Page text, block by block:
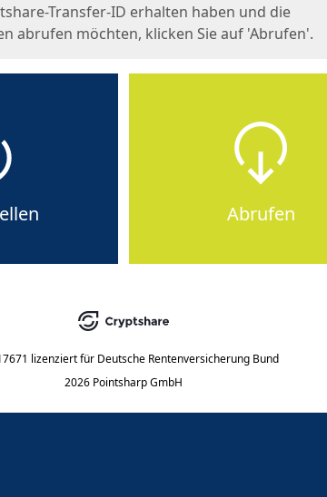
Transfer-ID erhalten haben und die
abrufen möchten, klicken Sie auf 'Abrufen'.
Abrufen
lizenziert für Deutsche Rentenversicherung Bund
2026 Pointsharp GmbH